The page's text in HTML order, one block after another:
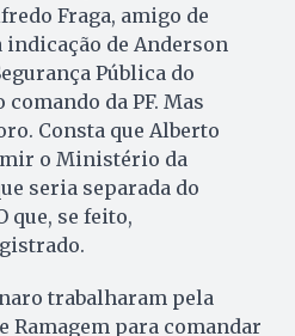
Fraga, amigo de
de Anderson
Pública do
da PF. Mas
Consta que Alberto
o Ministério da
seria separada do
que, se feito,
trabalharam pela
Ramagem para comandar